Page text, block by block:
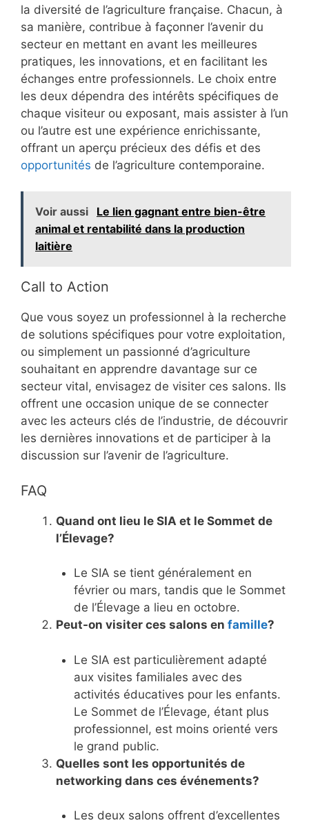
la diversité de l’agriculture française. Chacun, à
sa manière, contribue à façonner l’avenir du
secteur en mettant en avant les meilleures
pratiques, les innovations, et en facilitant les
échanges entre professionnels. Le choix entre
les deux dépendra des intérêts spécifiques de
chaque visiteur ou exposant, mais assister à l’un
ou l’autre est une expérience enrichissante,
offrant un aperçu précieux des défis et des
opportunités de l’agriculture contemporaine.
Voir aussi
Le lien gagnant entre bien-être
animal et rentabilité dans la production
laitière
Call to Action
Que vous soyez un professionnel à la recherche
de solutions spécifiques pour votre exploitation,
ou simplement un passionné d’agriculture
souhaitant en apprendre davantage sur ce
secteur vital, envisagez de visiter ces salons. Ils
offrent une occasion unique de se connecter
avec les acteurs clés de l’industrie, de découvrir
les dernières innovations et de participer à la
discussion sur l’avenir de l’agriculture.
FAQ
Quand ont lieu le SIA et le Sommet de
l’Élevage?
Le SIA se tient généralement en
février ou mars, tandis que le Sommet
de l’Élevage a lieu en octobre.
Peut-on visiter ces salons en famille?
Le SIA est particulièrement adapté
aux visites familiales avec des
activités éducatives pour les enfants.
Le Sommet de l’Élevage, étant plus
professionnel, est moins orienté vers
le grand public.
Quelles sont les opportunités de
networking dans ces événements?
Les deux salons offrent d’excellentes